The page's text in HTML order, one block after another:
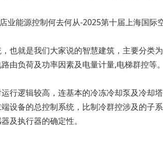
也就是我们大家说的智慧建筑，主要分类
由负荷及功率因素及电量计量,电梯群控等。
行逻辑较高，连基本的冷冻冷却泵及冷
设备的总控制系统，比制冷群控涉及的子
及执行器的确定性。